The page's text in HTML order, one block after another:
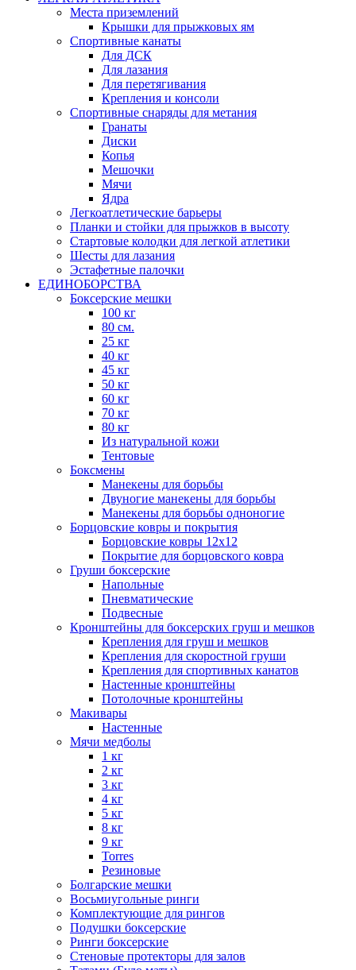
Места приземлений
Крышки для прыжковых ям
Спортивные канаты
Для ДСК
Для лазания
Для перетягивания
Крепления и консоли
Спортивные снаряды для метания
Гранаты
Диски
Копья
Мешочки
Мячи
Ядра
Легкоатлетические барьеры
Планки и стойки для прыжков в высоту
Стартовые колодки для легкой атлетики
Шесты для лазания
Эстафетные палочки
ЕДИНОБОРСТВА
Боксерские мешки
100 кг
80 см.
25 кг
40 кг
45 кг
50 кг
60 кг
70 кг
80 кг
Из натуральной кожи
Тентовые
Боксмены
Манекены для борьбы
Двуногие манекены для борьбы
Манекены для борьбы одноногие
Борцовские ковры и покрытия
Борцовские ковры 12х12
Покрытие для борцовского ковра
Груши боксерские
Напольные
Пневматические
Подвесные
Кронштейны для боксерских груш и мешков
Крепления для груш и мешков
Крепления для скоростной груши
Крепления для спортивных канатов
Настенные кронштейны
Потолочные кронштейны
Макивары
Настенные
Мячи медболы
1 кг
2 кг
3 кг
4 кг
5 кг
8 кг
9 кг
Torres
Резиновые
Болгарские мешки
Восьмиугольные ринги
Комплектующие для рингов
Подушки боксерские
Ринги боксерские
Стеновые протекторы для залов